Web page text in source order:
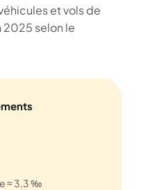
et vols de
2025 selon le
≈ 3,3 ‰